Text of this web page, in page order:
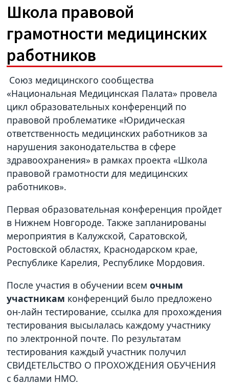
Школа правовой
грамотности медицинских
работников
Союз медицинского сообщества
«Национальная Медицинская Палата» провела
цикл образовательных конференций по
правовой проблематике «Юридическая
ответственность медицинских работников за
нарушения законодательства в сфере
здравоохранения» в рамках проекта «Школа
правовой грамотности для медицинских
работников».
Первая образовательная конференция пройдет
в Нижнем Новгороде. Также запланированы
мероприятия в Калужской, Саратовской,
Ростовской областях, Краснодарском крае,
Республике Карелия, Республике Мордовия.
После участия в обучении всемочным
участникам конференций было предложено
он-лайн тестирование, ссылка для прохождения
тестирования высылалась каждому участнику
по электронной почте. По результатам
тестирования каждый участник получил
СВИДЕТЕЛЬСТВО О ПРОХОЖДЕНИЯ ОБУЧЕНИЯ
с баллами НМО.